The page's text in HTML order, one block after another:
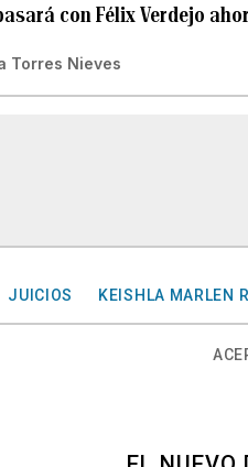
con Félix Verdejo
Torres Nieves
JUICIOS KEISHLA MARLEN